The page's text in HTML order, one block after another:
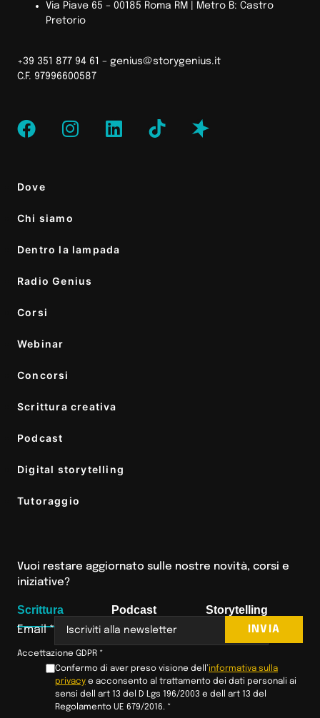
Via Piave 65 – 00185 Roma RM | Metro B: Castro
Pretorio
+39 351 877 94 61 – genius@storygenius.it
C.F. 97996600587
Dove
Chi siamo
Dentro la lampada
Radio Genius
Corsi
Webinar
Concorsi
Scrittura creativa
Podcast
Digital storytelling
Tutoraggio
Vuoi restare aggiornato sulle nostre novità, corsi e
iniziative?
Scrittura
Email*
Accettazione GDPR *
Confermo di aver preso visione dell’informativa sulla
privacy e acconsento al trattamento dei dati personali ai
sensi dell art 13 del D Lgs 196/2003 e dell art 13 del
Regolamento UE 679/2016. *
INVIA
Podcast Storytelling